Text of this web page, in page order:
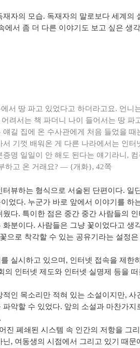
자의 모습. 독재자의 말로보다 세계의
에서 좀 더 다른 이야기도 보고 싶은 생
서 땅 파고 있었다고 하더라고요. 언니
려서는 책 파더니 나이 들어서는 땅 파
길 집에 온 수사관에게 처음 들었을 때
기껏 배워온 게 다른 나라에서는 인터
명 일일이 안 해도 된다는 얘기라니, 컴
하고 온 거래요? ― {개화}, 42쪽
뷰하는 형식으로 서술된 단편이다. 일
었다. 누군가 바로 앞에서 이야기를 하
다. 특이한 점은 중간 중간 사람들의
분이다. 사람들은 그냥 꽃이었다고 생
으로 착각할 수 있는 공유기라는 설정은
실시하고 있으며, 인터넷 접속을 제한
의 인터넷 제도와 인터넷 실명제 등을 떠
인 목소리만 적혀 있는 소설이지만, 사
악할 수 있었다. 앞의 소설과 마찬가지
진 폐쇄된 시스템 속 인간의 저항을 그
, 여동생의 시점에서 그리고 있기 때문